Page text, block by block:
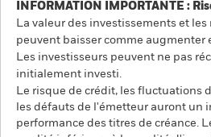
INFORMATION IMPORTANTE :
La valeur des investissements et
peuvent baisser comme augmenter
Les investisseurs peuvent ne pas
initialement investi.
Le risque de crédit, les fluctuations
les défauts de l'émetteur auront un
performance des titres de créance.